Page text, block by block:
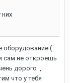
оборудование (
сам не откроешь
дорого ,
что у тебя